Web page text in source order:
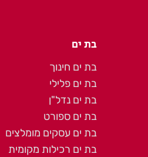
בת ים
בת ים חינוך
בת ים פלילי
בת ים נדל"ן
בת ים ספורט
בת ים עסקים מומלצים
בת ים רכילות מקומית